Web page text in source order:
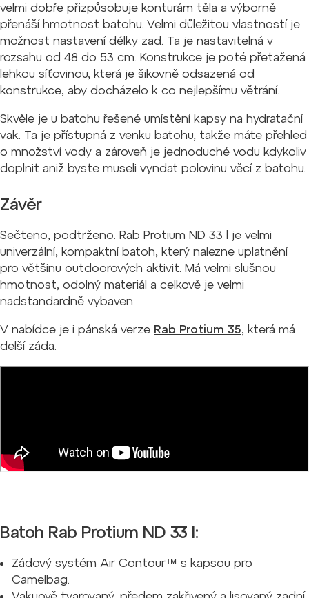
velmi dobře přizpůsobuje konturám těla a výborně
přenáší hmotnost batohu. Velmi důležitou vlastností je
možnost nastavení délky zad. Ta je nastavitelná v
rozsahu od 48 do 53 cm. Konstrukce je poté přetažená
lehkou síťovinou, která je šikovně odsazená od
konstrukce, aby docházelo k co nejlepšímu větrání.
Skvěle je u batohu řešené umístění kapsy na hydratační
vak. Ta je přístupná z venku batohu, takže máte přehled
o množství vody a zároveň je jednoduché vodu kdykoliv
doplnit aniž byste museli vyndat polovinu věcí z batohu.
Závěr
Sečteno, podtrženo. Rab Protium ND 33 l je velmi
univerzální, kompaktní batoh, který nalezne uplatnění
pro většinu outdoorových aktivit. Má velmi slušnou
hmotnost, odolný materiál a celkově je velmi
nadstandardně vybaven.
V nabídce je i pánská verze Rab Protium 35, která má
delší záda.
Batoh Rab Protium ND 33 l:
Zádový systém Air Contour™ s kapsou pro
Camelbag.